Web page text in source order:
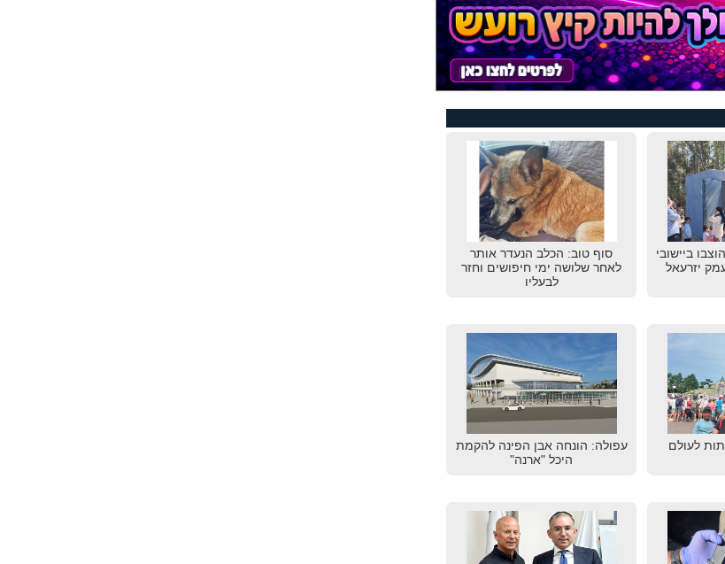
ביישובי
יזרעאל
סוף טוב: הכלב הנעדר אותר
לאחר שלושה ימי חיפושים וחזר
לבעליו
לעולם
עפולה: הונחה אבן הפינה להקמת
היכל "ארנה"